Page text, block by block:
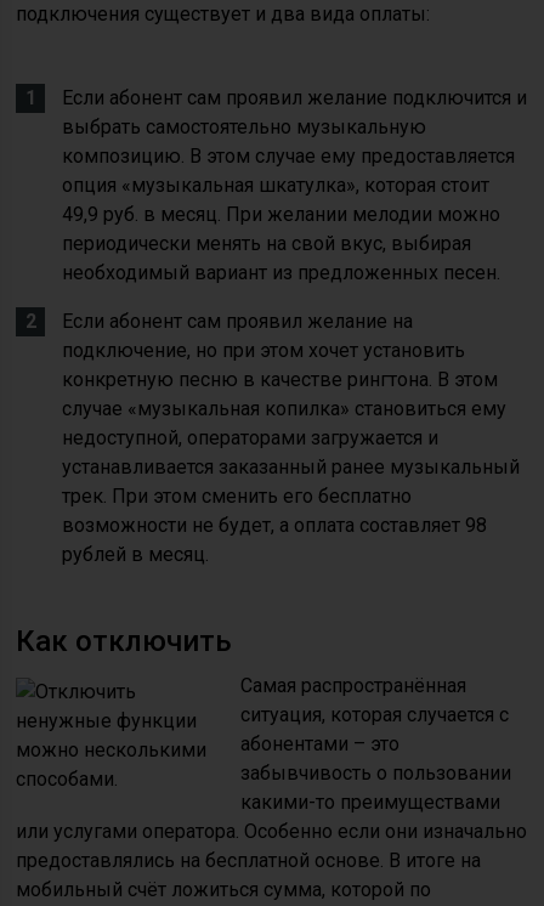
подключения существует и два вида оплаты:
Если абонент сам проявил желание подключится и
выбрать самостоятельно музыкальную
композицию. В этом случае ему предоставляется
опция «музыкальная шкатулка», которая стоит
49,9 руб. в месяц. При желании мелодии можно
периодически менять на свой вкус, выбирая
необходимый вариант из предложенных песен.
Если абонент сам проявил желание на
подключение, но при этом хочет установить
конкретную песню в качестве рингтона. В этом
случае «музыкальная копилка» становиться ему
недоступной, операторами загружается и
устанавливается заказанный ранее музыкальный
трек. При этом сменить его бесплатно
возможности не будет, а оплата составляет 98
рублей в месяц.
Как отключить
Самая распространённая
ситуация, которая случается с
абонентами – это
забывчивость о пользовании
какими-то преимуществами
или услугами оператора. Особенно если они изначально
предоставлялись на бесплатной основе. В итоге на
мобильный счёт ложиться сумма, которой по